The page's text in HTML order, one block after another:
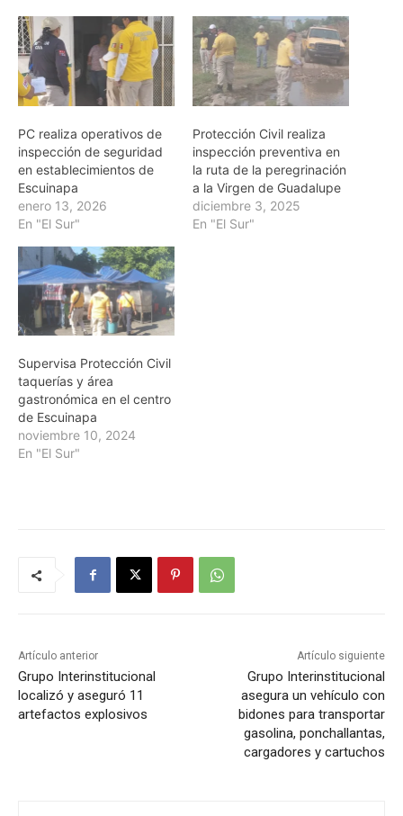
PC realiza operativos de
inspección de seguridad
en establecimientos de
Escuinapa
enero 13, 2026
En "El Sur"
Protección Civil realiza
inspección preventiva en
la ruta de la peregrinación
a la Virgen de Guadalupe
diciembre 3, 2025
En "El Sur"
Supervisa Protección Civil
taquerías y área
gastronómica en el centro
de Escuinapa
noviembre 10, 2024
En "El Sur"
Artículo anterior
Grupo Interinstitucional
localizó y aseguró 11
artefactos explosivos
Artículo siguiente
Grupo Interinstitucional
asegura un vehículo con
bidones para transportar
gasolina, ponchallantas,
cargadores y cartuchos